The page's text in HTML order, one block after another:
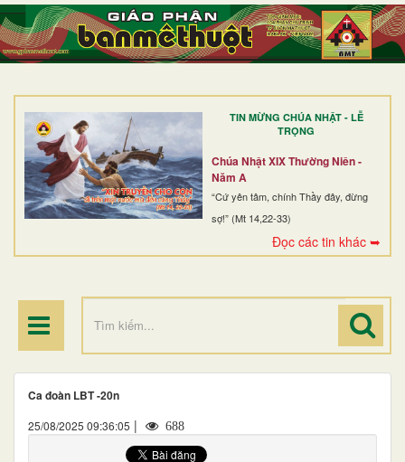
TIN MỪNG CHÚA NHẬT - LỄ
TRỌNG
Chúa Nhật XIX Thường Niên -
Năm A
“Cứ yên tâm, chính Thầy đây, đừng
sợ!” (Mt 14,22-33)
Đọc các tin khác ➥
TRANG NHẤT
GIỚI THIỆU
DÒNG TU
BAN MỤC VỤ
ĐOÀN THỂ CG
Ca đoàn LBT -20n
25/08/2025 09:36:05 | 688